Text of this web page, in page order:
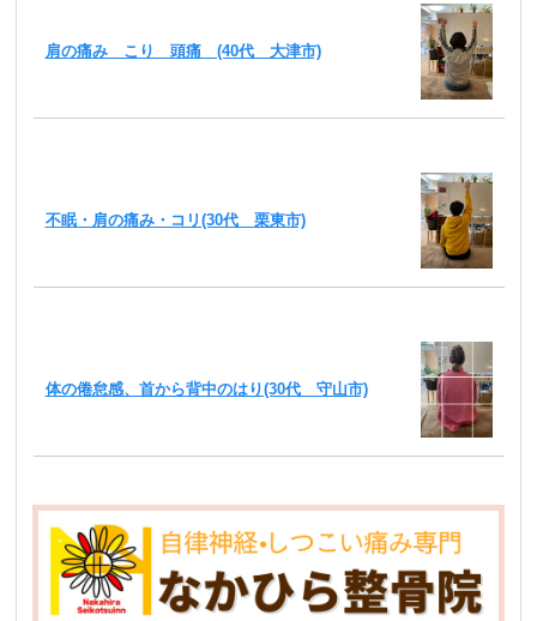
肩の痛み こり 頭痛 (40代 大津市)
不眠・肩の痛み・コリ(30代 栗東市)
体の倦怠感、首から背中のはり(30代 守山市)